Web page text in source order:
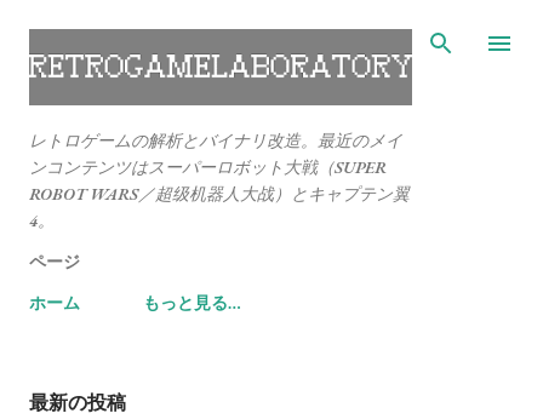
スキップしてメイン コンテンツに移動
レトロゲームの解析とバイナリ改造。最近のメイ
ンコンテンツはスーパーロボット大戦（SUPER
ROBOT WARS／超级机器人大战）とキャプテン翼
4。
ページ
ホーム
もっと見る…
最新の投稿